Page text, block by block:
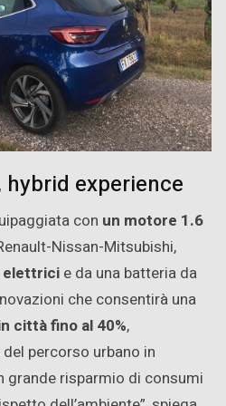
hybrid experience
con un motore 1.6
Nissan-Mitsubishi,
elettrici e da una batteria da
che consentirà una
città fino al 40%,
percorso urbano in
grande risparmio di consumi